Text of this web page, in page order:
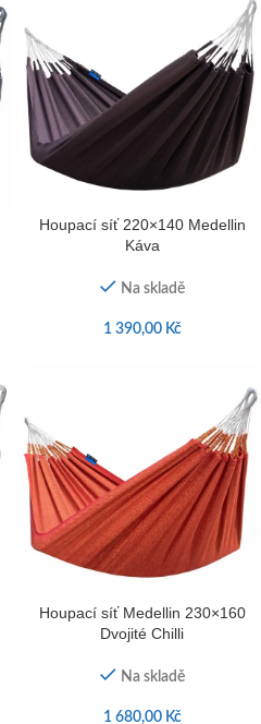
Houpací síť 220×140 Medellin
Káva
Na skladě
1 390,00 Kč
Houpací síť Medellin 230×160
Dvojité Chilli
Na skladě
1 680,00 Kč